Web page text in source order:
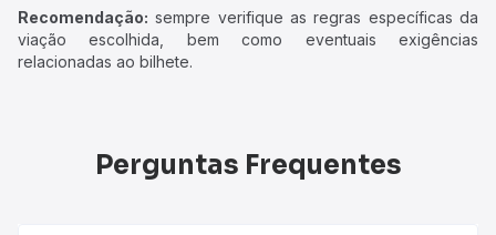
Recomendação: sempre verifique as regras específicas da
viação escolhida, bem como eventuais exigências
relacionadas ao bilhete.
Perguntas Frequentes